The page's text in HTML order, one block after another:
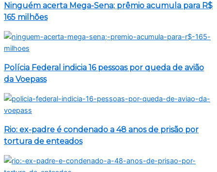
Ninguém acerta Mega-Sena; prêmio acumula para R$
165 milhões
Polícia Federal indicia 16 pessoas por queda de avião
da Voepass
Rio: ex-padre é condenado a 48 anos de prisão por
tortura de enteados